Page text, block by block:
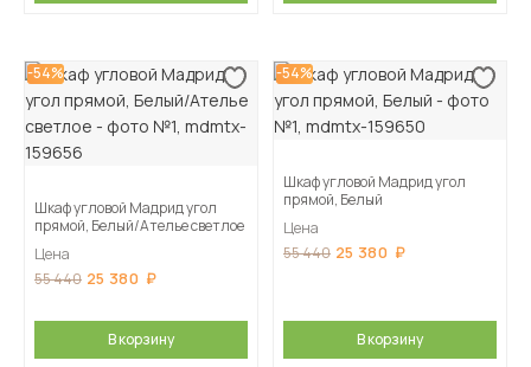
-54%
Шкаф угловой Мадрид угол
прямой, Белый/Ателье светлое
Цена
55 440 25 380
В корзину
-54%
Шкаф угловой Мадрид угол
прямой, Белый
Цена
55 440 25 380
В корзину